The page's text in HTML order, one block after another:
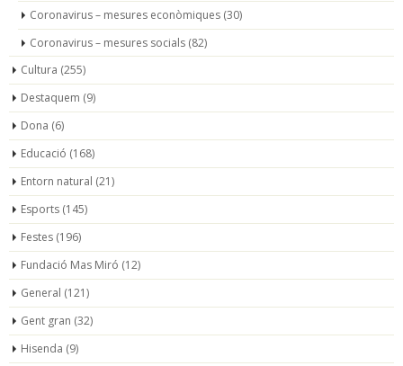
Coronavirus – mesures econòmiques (30)
Coronavirus – mesures socials (82)
Cultura (255)
Destaquem (9)
Dona (6)
Educació (168)
Entorn natural (21)
Esports (145)
Festes (196)
Fundació Mas Miró (12)
General (121)
Gent gran (32)
Hisenda (9)